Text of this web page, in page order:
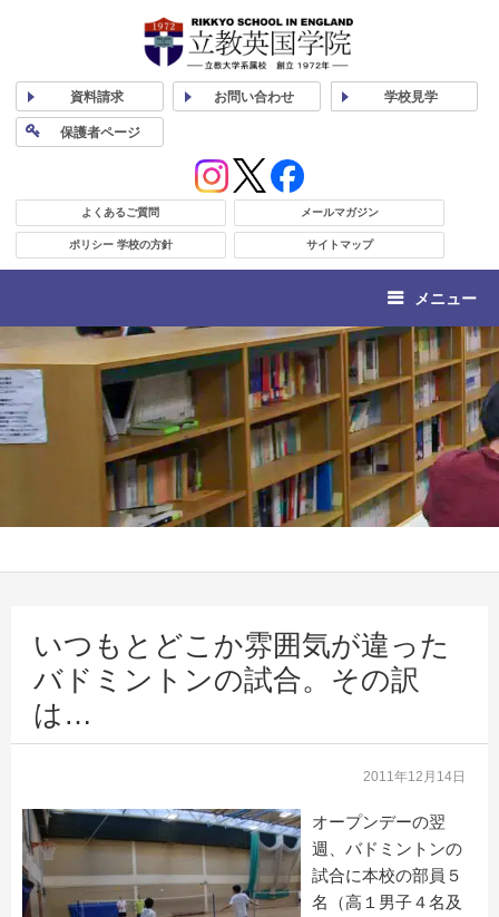
資料請求 お問い合わせ 学校見学
保護者ページ
よくあるご質問 メールマガジン
ポリシー 学校の方針 サイトマップ
メニュー
いつもとどこか雰囲気が違った
バドミントンの試合。その訳
は…
2011年12月14日
オープンデーの翌
週、バドミントンの
試合に本校の部員５
名（高１男子４名及